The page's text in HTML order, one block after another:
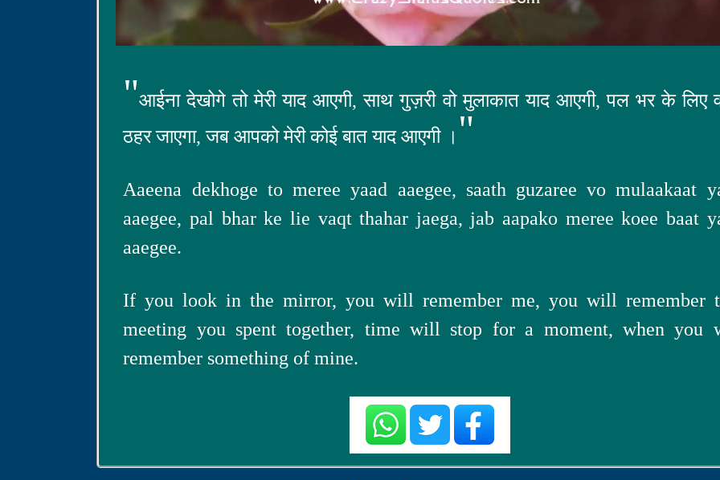
"आईना देखोगे तो मेरी याद आएगी, साथ गुज़री वो मुलाकात याद आएगी, पल भर के लिए
ठहर जाएगा, जब आपको मेरी कोई बात याद आएगी । "
Aaeena dekhoge to meree yaad aaegee, saath guzaree vo mulaakaat
aaegee, pal bhar ke lie vaqt thahar jaega, jab aapako meree koee baat
aaegee.
If you look in the mirror, you will remember me, you will remember
meeting you spent together, time will stop for a moment, when you
remember something of mine.